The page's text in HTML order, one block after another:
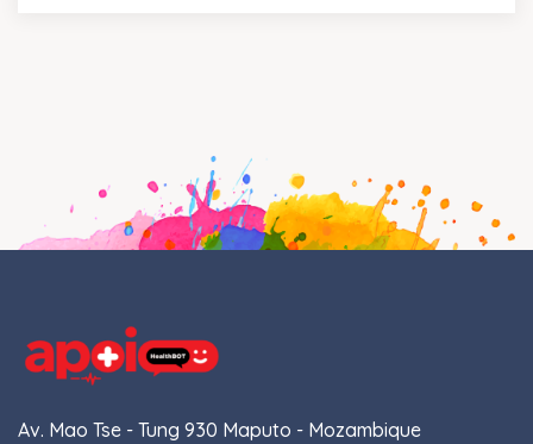
Av. Mao Tse - Tung 930 Maputo - Mozambique